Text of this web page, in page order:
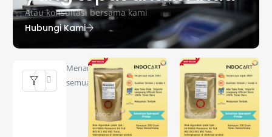
Atau konsultasi bersama kami
Hubungi Kami
Menampilkan
semua 2 hasil